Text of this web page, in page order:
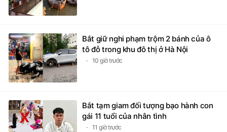
Bắt giữ nghi phạm trộm 2 bánh của ô
tô đỗ trong khu đô thị ở Hà Nội
10 giờ trước
Bắt tạm giam đối tượng bạo hành con
gái 11 tuổi của nhân tình
11 giờ trước